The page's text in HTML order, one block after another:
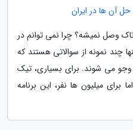
آن ها در ایران
وصل نمیشه؟ چرا نمی توانم در
چند نمونه از سوالاتی هستند که
وجو می شوند. برای بسیاری، تیک
میلیون ها نفر، این برنامه